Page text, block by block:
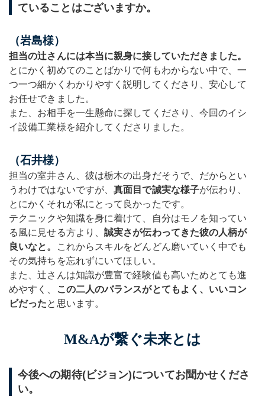
ていることはございますか。
（岩島様）
担当の辻さんには本当に親身に接していただきました。
とにかく初めてのことばかりで何もわからない中で、一
つ一つ細かくわかりやすく説明してくださり、安心して
お任せできました。
また、お相手を一生懸命に探してくださり、今回のイシ
イ設備工業様を紹介してくださりました。
（石井様）
担当の室井さん、彼は栃木の出身だそうで、だからとい
うわけではないですが、真面目で誠実な様子が伝わり、
とにかくそれが私にとって良かったです。
テクニックや知識を身に着けて、自分はモノを知ってい
る風に見せる方より、 誠実さが伝わってきた彼の人柄が
良いなと。
これからスキルをどんどん磨いていく中でも
その気持ちを忘れずにいてほしい。
また、辻さんは知識が豊富で経験値も高いためとても進
めやすく、
この二人のバランスがとてもよく、いいコン
ビだったと思います。
M&Aが繋ぐ未来とは
今後への期待(ビジョン)についてお聞かせくださ
い。